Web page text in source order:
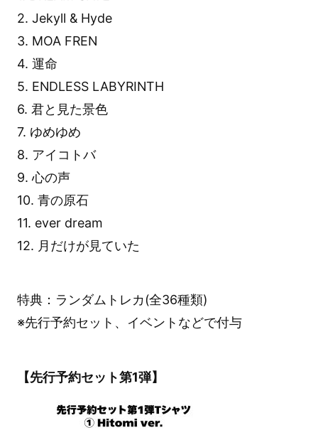
2. Jekyll & Hyde
3. MOA FREN
4. 運命
5. ENDLESS LABYRINTH
6. 君と見た景色
7. ゆめゆめ
8. アイコトバ
9. 心の声
10. 青の原石
11. ever dream
12. 月だけが見ていた
特典：ランダムトレカ(全36種類)
※先行予約セット、イベントなどで付与
【先行予約セット第1弾】